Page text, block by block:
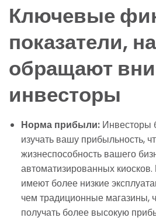
Ключевые
показатели,
обращают
инвесторы
Норма прибыли: Инвесторы
изучать вашу прибыльность,
жизнеспособность вашего
автоматизированных киосков.
имеют более низкие
чем традиционные магазины,
получать более высокую